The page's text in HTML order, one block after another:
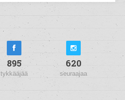
895
tykkääjää
620
seuraajaa